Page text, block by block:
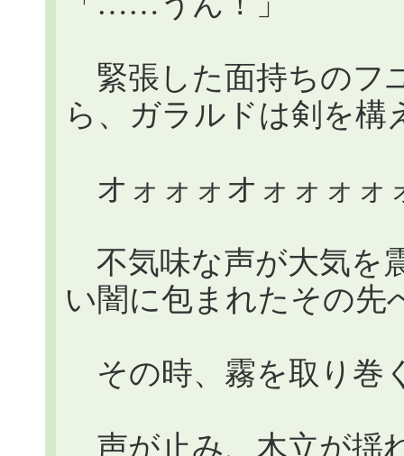
緊張した面持ちのフ
ら、ガラルドは剣を構
オォォォオォォォ
不気味な声が大気を
い闇に包まれたその先
その時、霧を取り巻
声が止み、木立が揺